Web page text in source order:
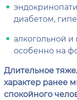
диабетом,
алкогольной
особенно на
Длительное
характер ранее
спокойного